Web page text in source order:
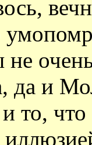
да и
то,